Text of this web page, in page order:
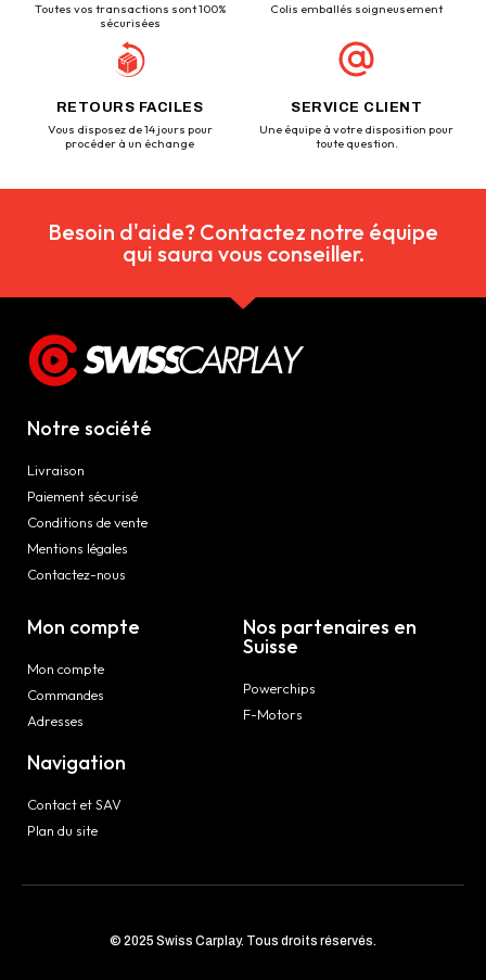
Toutes vos transactions sont 100%
sécurisées
Colis emballés soigneusement
RETOURS FACILES
Vous disposez de 14 jours pour
procéder à un échange
SERVICE CLIENT
Une équipe à votre disposition pour
toute question.
Besoin d'aide? Contactez notre équipe
qui saura vous conseiller.
Notre société
Livraison
Paiement sécurisé
Conditions de vente
Mentions légales
Contactez-nous
Mon compte
Mon compte
Commandes
Adresses
Navigation
Contact et SAV
Plan du site
Nos partenaires en
Suisse
Powerchips
F-Motors
© 2025 Swiss Carplay. Tous droits réservés.